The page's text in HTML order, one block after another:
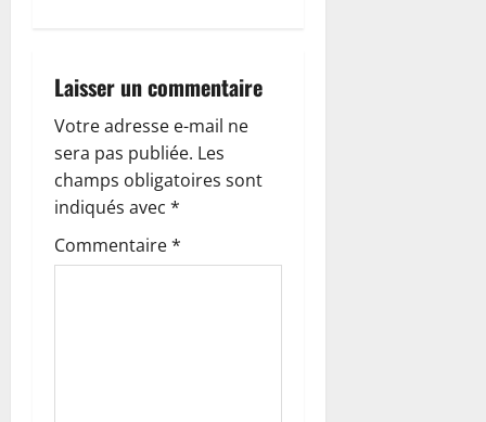
i
o
n
d
’
Laisser un commentaire
Votre adresse e-mail ne
sera pas publiée. Les
champs obligatoires sont
indiqués avec *
Commentaire*